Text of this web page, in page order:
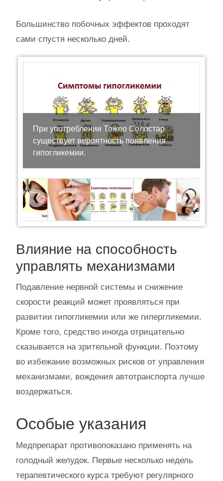
Большинство побочных эффектов проходят
сами спустя несколько дней.
При употреблении Тожео Солостар
существует вероятность появления
гипогликемии.
Previous Next
Влияние на способность
управлять механизмами
Подавление нервной системы и снижение
скорости реакций может проявляться при
развитии гипогликемии или же гипергликемии.
Кроме того, средство иногда отрицательно
сказывается на зрительной функции. Поэтому
во избежание возможных рисков от управления
механизмами, вождения автотранспорта лучше
воздержаться.
Особые указания
Медпрепарат противопоказано применять на
голодный желудок. Первые несколько недель
терапевтического курса требуют регулярного